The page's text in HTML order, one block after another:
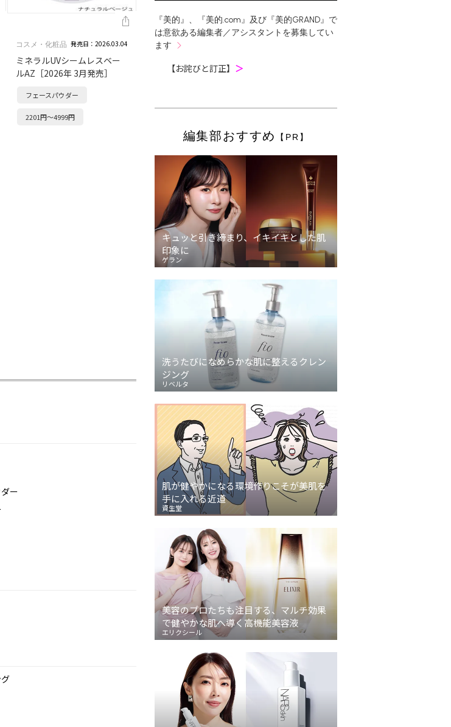
コスメ・化粧品 発売日：2026.03.04
ミネラルUVシームレスベー
ルAZ［2026年 3月発売］
フェースパウダー
2201円～4999円
ー
『美的』、『美的.com』及び『美的GRAND』で
は意欲ある編集者／アシスタントを募集してい
ます
【お詫びと訂正】 ＞
編集部おすすめ 【PR】
キュッと引き締まり、イキイキとした肌
印象に
ゲラン
洗うたびになめらかな肌に整えるクレン
ジング
リベルタ
肌が健やかになる環境作りこそが美肌を
手に入れる近道
資生堂
美容のプロたちも注目する、マルチ効果
で健やかな肌へ導く高機能美容液
エリクシール